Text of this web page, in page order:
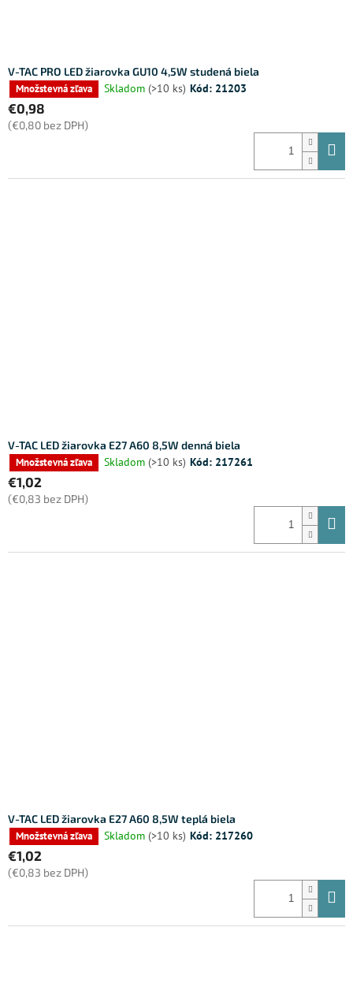
V-TAC PRO LED žiarovka GU10 4,5W studená biela
Množstevná zľava
Skladom (>10 ks) Kód: 21203
€0,98
(€0,80 bez DPH)
V-TAC LED žiarovka E27 A60 8,5W denná biela
Množstevná zľava
Skladom (>10 ks) Kód: 217261
€1,02
(€0,83 bez DPH)
V-TAC LED žiarovka E27 A60 8,5W teplá biela
Množstevná zľava
Skladom (>10 ks) Kód: 217260
€1,02
(€0,83 bez DPH)